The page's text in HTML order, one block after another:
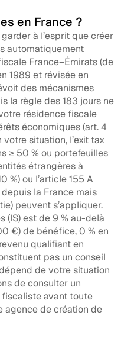
en France ?
à l’esprit que créer
automatiquement
France–Émirats (de
1989 et révisée en
des mécanismes
la règle des 183 jours ne
résidence fiscale
économiques (art. 4
votre situation, l’exit tax
≥ 50 % ou portefeuilles
étrangères à
%) ou l’article 155 A
la France mais
peuvent s’appliquer.
(IS) est de 9 % au-delà
€) de bénéfice, 0 % en
qualifiant en
pas un conseil
de votre situation
de consulter un
avant toute
agence de création de